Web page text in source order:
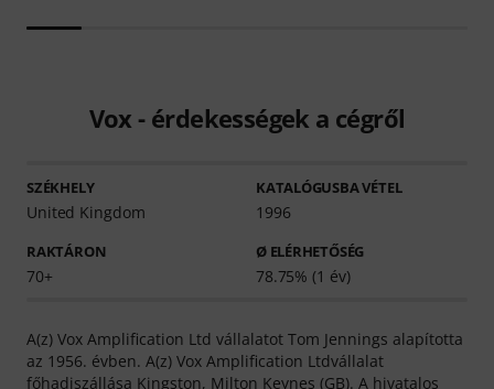
Vox - érdekességek a cégről
SZÉKHELY
United Kingdom
KATALÓGUSBA VÉTEL
1996
RAKTÁRON
70+
Ø ELÉRHETŐSÉG
78.75% (1 év)
A(z) Vox Amplification Ltd vállalatot Tom Jennings alapította
az 1956. évben. A(z) Vox Amplification Ltdvállalat
főhadiszállása Kingston, Milton Keynes (GB). A hivatalos